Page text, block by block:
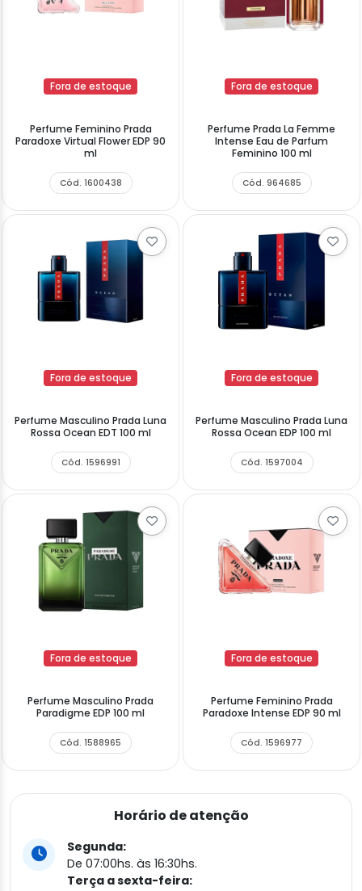
Fora de estoque
Perfume Feminino Prada
Paradoxe Virtual Flower EDP 90
ml
Cód. 1600438
Fora de estoque
Perfume Prada La Femme
Intense Eau de Parfum
Feminino 100 ml
Cód. 964685
Fora de estoque
Perfume Masculino Prada Luna
Rossa Ocean EDT 100 ml
Cód. 1596991
Fora de estoque
Perfume Masculino Prada Luna
Rossa Ocean EDP 100 ml
Cód. 1597004
Fora de estoque
Perfume Masculino Prada
Paradigme EDP 100 ml
Cód. 1588965
Fora de estoque
Perfume Feminino Prada
Paradoxe Intense EDP 90 ml
Cód. 1596977
Horário de atenção
Segunda:
De 07:00hs. às 16:30hs.
Terça a sexta-feira: